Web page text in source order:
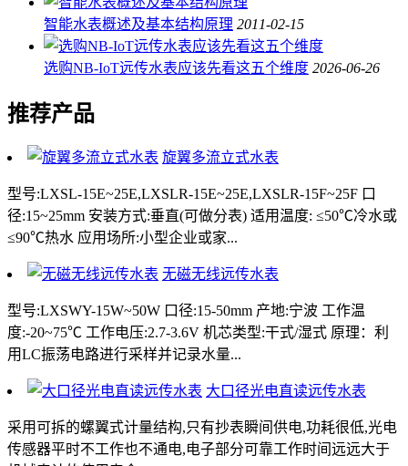
智能水表概述及基本结构原理 2011-02-15
选购NB-IoT远传水表应该先看这五个维度 2026-06-26
推荐产品
旋翼多流立式水表
型号:LXSL-15E~25E,LXSLR-15E~25E,LXSLR-15F~25F 口
径:15~25mm 安装方式:垂直(可做分表) 适用温度: ≤50℃冷水或
≤90℃热水 应用场所:小型企业或家...
无磁无线远传水表
型号:LXSWY-15W~50W 口径:15-50mm 产地:宁波 工作温
度:-20~75℃ 工作电压:2.7-3.6V 机芯类型:干式/湿式 原理：利
用LC振荡电路进行采样并记录水量...
大口径光电直读远传水表
采用可拆的螺翼式计量结构,只有抄表瞬间供电,功耗很低,光电
传感器平时不工作也不通电,电子部分可靠工作时间远远大于